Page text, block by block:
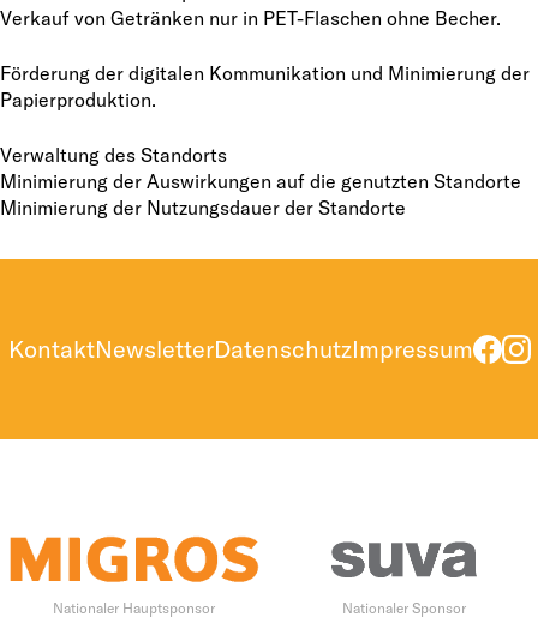
Verkauf von Getränken nur in PET-Flaschen ohne Becher.
Förderung der digitalen Kommunikation und Minimierung der
Papierproduktion.
Verwaltung des Standorts
Minimierung der Auswirkungen auf die genutzten Standorte
Minimierung der Nutzungsdauer der Standorte
KontaktNewsletterDatenschutzImpressum
Nationaler Hauptsponsor Nationaler Sponsor